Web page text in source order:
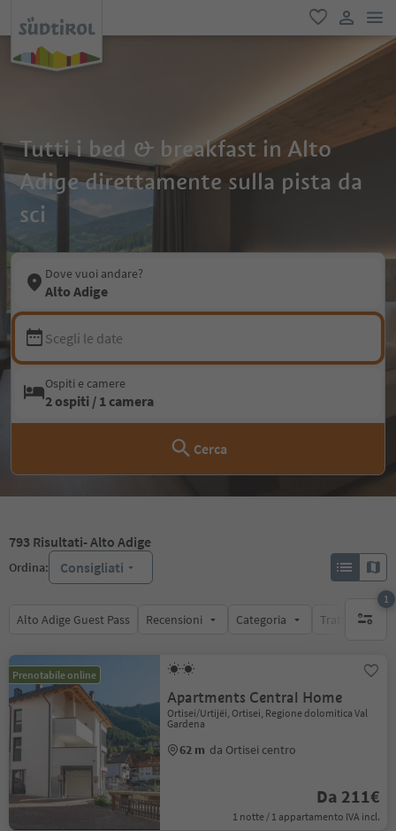
favoriti
user link
Tutti i bed & breakfast in Alto
Adige direttamente sulla pista da
sci
Dove vuoi andare?
Alto Adige
Scegli le date
Ospiti e camere
2 ospiti / 1 camera
Cerca
793 Risultati- Alto Adige
Ordina: Consigliati
Alto Adige Guest Pass Recensioni Categoria Trattamento
1
1 filtro
Prenotabile online
Apartments Central Home
Ortisei/Urtijëi, Ortisei, Regione dolomitica Val
Gardena
62 m da Ortisei centro
Da 211€
1 notte / 1 appartamento IVA incl.